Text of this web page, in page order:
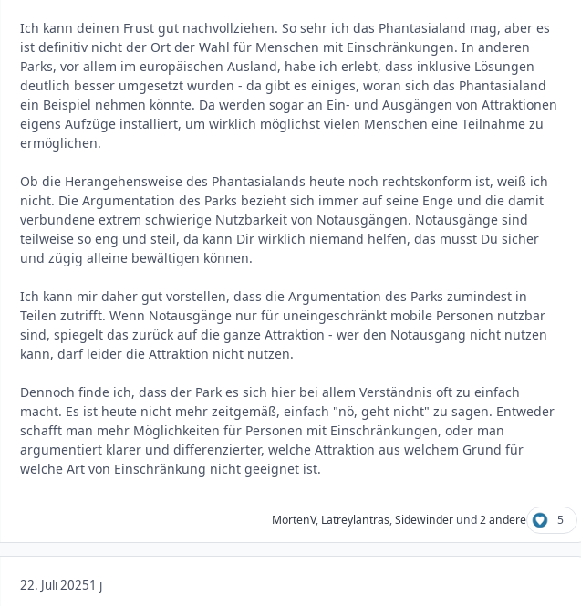
Ich kann deinen Frust gut nachvollziehen. So sehr ich das Phantasialand mag, aber es
ist definitiv nicht der Ort der Wahl für Menschen mit Einschränkungen. In anderen
Parks, vor allem im europäischen Ausland, habe ich erlebt, dass inklusive Lösungen
deutlich besser umgesetzt wurden - da gibt es einiges, woran sich das Phantasialand
ein Beispiel nehmen könnte. Da werden sogar an Ein- und Ausgängen von Attraktionen
eigens Aufzüge installiert, um wirklich möglichst vielen Menschen eine Teilnahme zu
ermöglichen.
Ob die Herangehensweise des Phantasialands heute noch rechtskonform ist, weiß ich
nicht. Die Argumentation des Parks bezieht sich immer auf seine Enge und die damit
verbundene extrem schwierige Nutzbarkeit von Notausgängen. Notausgänge sind
teilweise so eng und steil, da kann Dir wirklich niemand helfen, das musst Du sicher
und zügig alleine bewältigen können.
Ich kann mir daher gut vorstellen, dass die Argumentation des Parks zumindest in
Teilen zutrifft. Wenn Notausgänge nur für uneingeschränkt mobile Personen nutzbar
sind, spiegelt das zurück auf die ganze Attraktion - wer den Notausgang nicht nutzen
kann, darf leider die Attraktion nicht nutzen.
Dennoch finde ich, dass der Park es sich hier bei allem Verständnis oft zu einfach
macht. Es ist heute nicht mehr zeitgemäß, einfach "nö, geht nicht" zu sagen. Entweder
schafft man mehr Möglichkeiten für Personen mit Einschränkungen, oder man
argumentiert klarer und differenzierter, welche Attraktion aus welchem Grund für
welche Art von Einschränkung nicht geeignet ist.
MortenV, Latreylantras,Sidewinderund2 andere 5
22. Juli 20251 j